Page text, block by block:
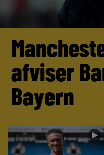
afviser
Bayern
►